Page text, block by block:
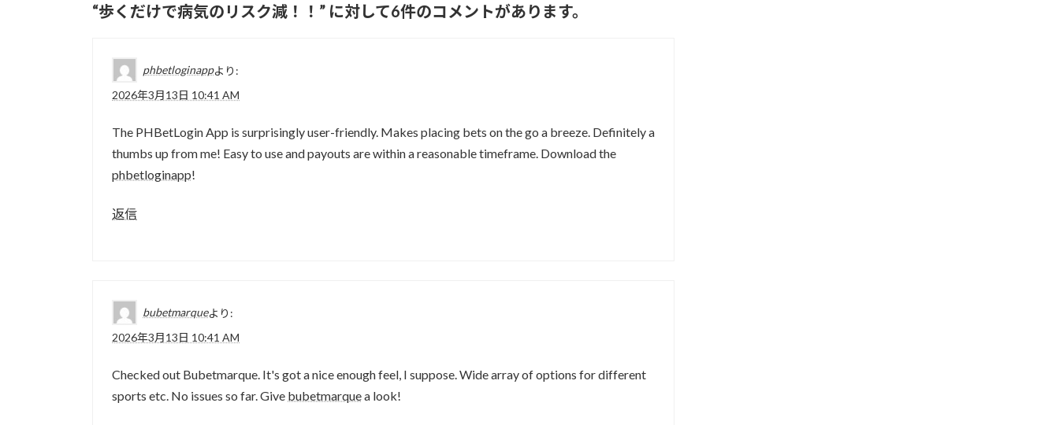
“歩くだけで病気のリスク減！！ ” に対して6件のコメントがあります。
phbetloginappより:
2026年3月13日 10:41 AM
The PHBetLogin App is surprisingly user-friendly. Makes placing bets on the go a breeze. Definitely a
thumbs up from me! Easy to use and payouts are within a reasonable timeframe. Download the
phbetloginapp!
返信
bubetmarqueより:
2026年3月13日 10:41 AM
Checked out Bubetmarque. It's got a nice enough feel, I suppose. Wide array of options for different
sports etc. No issues so far. Give bubetmarquea look!